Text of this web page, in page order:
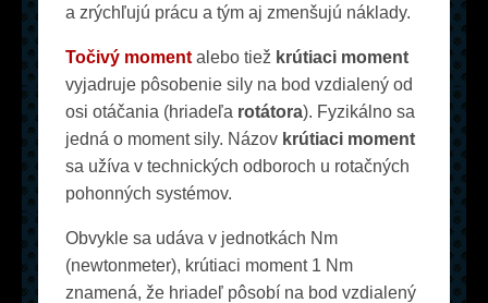
a zrýchľujú prácu a tým aj zmenšujú náklady.
Točivý moment alebo tiež krútiaci moment
vyjadruje pôsobenie sily na bod vzdialený od
osi otáčania (hriadeľa rotátora). Fyzikálno sa
jedná o moment sily. Názov krútiaci moment
sa užíva v technických odboroch u rotačných
pohonných systémov.
Obvykle sa udáva v jednotkách Nm
(newtonmeter), krútiaci moment 1 Nm
znamená, že hriadeľ pôsobí na bod vzdialený